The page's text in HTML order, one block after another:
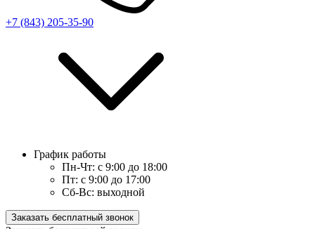
+7 (843) 205-35-90
График работы
Пн-Чт: с 9:00 до 18:00
Пт: с 9:00 до 17:00
Сб-Вс: выходной
Заказать бесплатный звонок